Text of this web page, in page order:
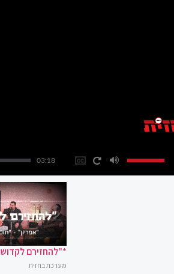
03:18
*"להחזירם
מערכת בחזית